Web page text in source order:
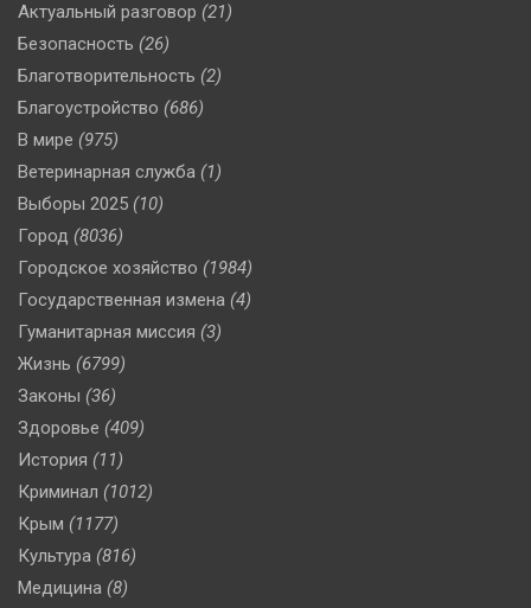
Актуальный разговор (21)
Безопасность (26)
Благотворительность (2)
Благоустройство (686)
В мире (975)
Ветеринарная служба (1)
Выборы 2025 (10)
Город (8036)
Городское хозяйство (1984)
Государственная измена (4)
Гуманитарная миссия (3)
Жизнь (6799)
Законы (36)
Здоровье (409)
История (11)
Криминал (1012)
Крым (1177)
Культура (816)
Медицина (8)